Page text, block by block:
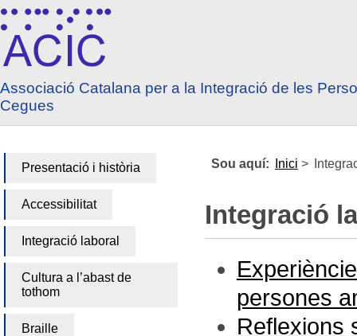
Anar a contingut
Anar a menú principal
Associació Catalana per a la Integració de les
Cegues
Presentació i història
Accessibilitat
Integració laboral
Cultura a l’abast de
tothom
Braille
Sou aquí: Inici >
Integració
persones
Reflexions